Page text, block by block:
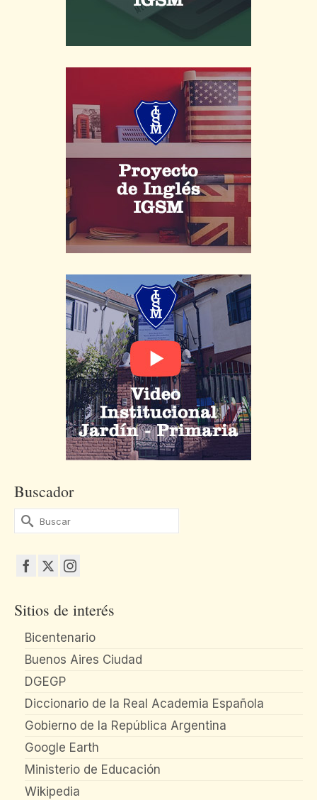
Buscador
Buscar
por:
Sitios de interés
Bicentenario
Buenos Aires Ciudad
DGEGP
Diccionario de la Real Academia Española
Gobierno de la República Argentina
Google Earth
Ministerio de Educación
Wikipedia